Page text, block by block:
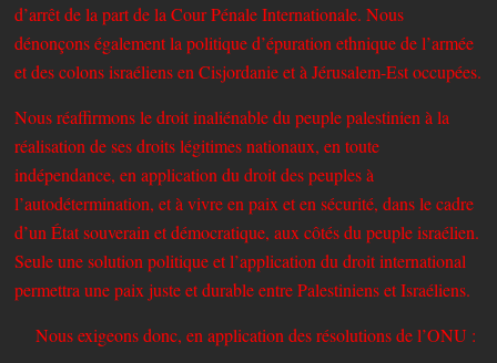
d’arrêt de la part de la Cour Pénale Internationale. Nous
dénonçons également la politique d’épuration ethnique de l’armée
et des colons israéliens en Cisjordanie et à Jérusalem-Est occupées.
Nous réaffirmons le droit inaliénable du peuple palestinien à la
réalisation de ses droits légitimes nationaux, en toute
indépendance, en application du droit des peuples à
l’autodétermination, et à vivre en paix et en sécurité, dans le cadre
d’un État souverain et démocratique, aux côtés du peuple israélien.
Seule une solution politique et l’application du droit international
permettra une paix juste et durable entre Palestiniens et Israéliens.
Nous exigeons donc, en application des résolutions de l’ONU :